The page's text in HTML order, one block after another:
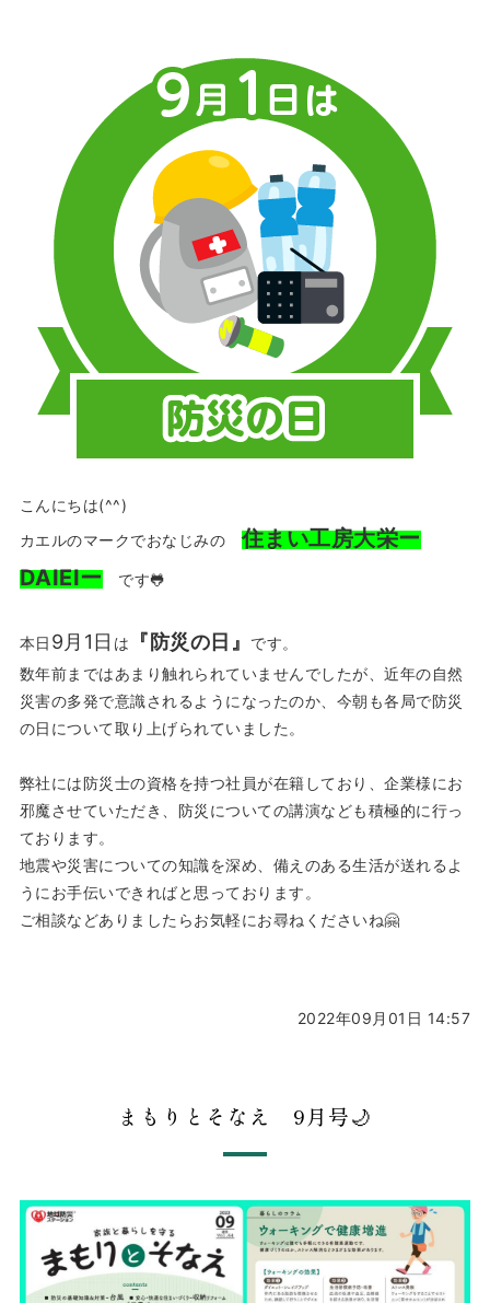
こんにちは(^^)
カエルのマークでおなじみの住まい工房大栄ー
DAIEIー です🐸
本日 9月1日 は 『防災の日』
です。
数年前まではあまり触れられていませんでしたが、近年の自然
災害の多発で意識されるようになったのか、今朝も各局で防災
の日について取り上げられていました。
弊社には防災士の資格を持つ社員が在籍しており、企業様にお
邪魔させていただき、防災についての講演なども積極的に行っ
ております。
地震や災害についての知識を深め、備えのある生活が送れるよ
うにお手伝いできればと思っております。
ご相談などありましたらお気軽にお尋ねくださいね🤗
2022年09月01日 14:57
まもりとそなえ 9月号🌙